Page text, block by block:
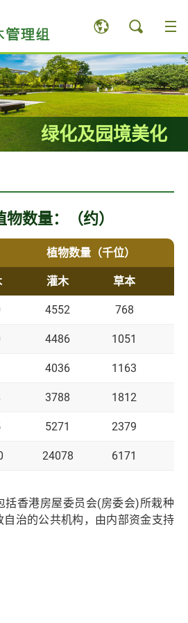
绿化及园境美化
数量：（约）
植物数量（千位）
灌木 草本
4552 768
4486 1051
4036 1163
3788 1812
5271 2379
24078 6171
括香港房屋委员会(房委会)所栽种
治的公共机构，由内部资金支持